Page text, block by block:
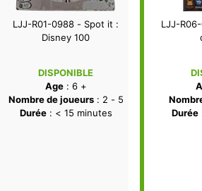
LJJ-R01-0988 - Spot it :
Disney 100
DISPONIBLE
Age: 6 +
Nombre de joueurs: 2 - 5
Durée: < 15 minutes
LJJ-
Durée